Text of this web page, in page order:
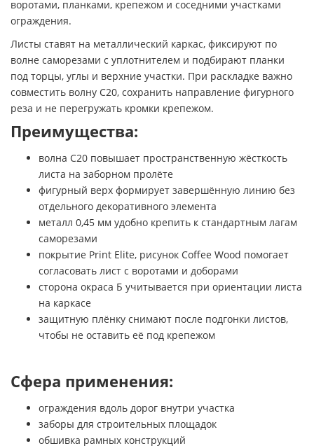
воротами, планками, крепежом и соседними участками
ограждения.
Листы ставят на металлический каркас, фиксируют по
волне саморезами с уплотнителем и подбирают планки
под торцы, углы и верхние участки. При раскладке важно
совместить волну С20, сохранить направление фигурного
реза и не перегружать кромки крепежом.
Преимущества:
волна С20 повышает пространственную жёсткость
листа на заборном пролёте
фигурный верх формирует завершённую линию без
отдельного декоративного элемента
металл 0,45 мм удобно крепить к стандартным лагам
саморезами
покрытие Print Elite, рисунок Coffee Wood помогает
согласовать лист с воротами и доборами
сторона окраса Б учитывается при ориентации листа
на каркасе
защитную плёнку снимают после подгонки листов,
чтобы не оставить её под крепежом
Сфера применения:
ограждения вдоль дорог внутри участка
заборы для строительных площадок
обшивка рамных конструкций